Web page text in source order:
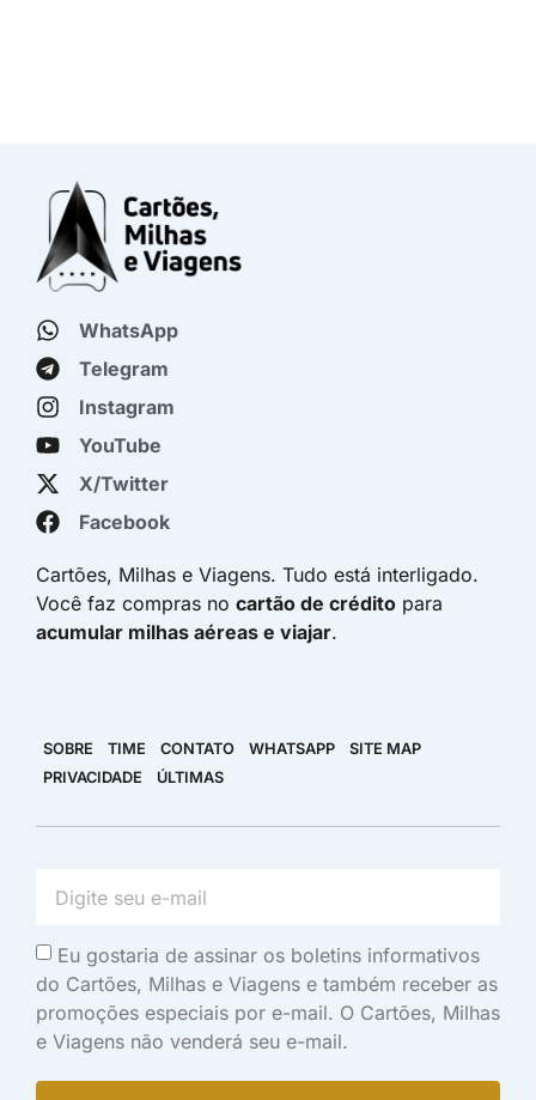
WhatsApp
Telegram
Instagram
YouTube
X/Twitter
Facebook
Cartões, Milhas e Viagens. Tudo está interligado.
Você faz compras no cartão de crédito para
acumular milhas aéreas e viajar.
SOBRE TIME CONTATO WHATSAPP
SITE MAP
PRIVACIDADE
ÚLTIMAS
Eu gostaria de assinar os boletins informativos
do Cartões, Milhas e Viagens e também receber as
promoções especiais por e-mail. O Cartões, Milhas
e Viagens não venderá seu e-mail.